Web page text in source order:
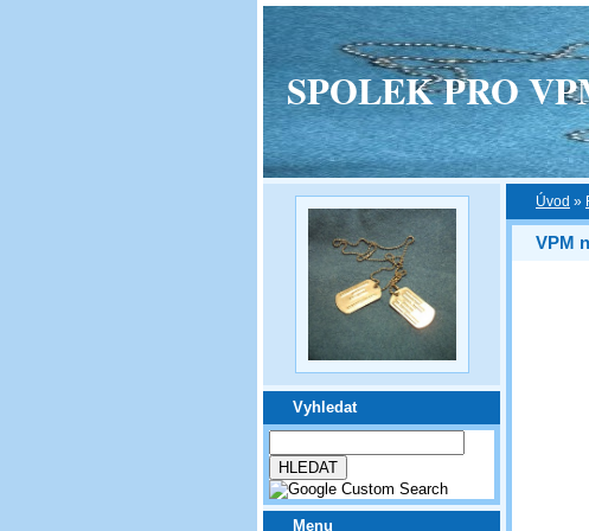
SPOLEK PRO
Vyhledat
Menu
Úvod »
VPM